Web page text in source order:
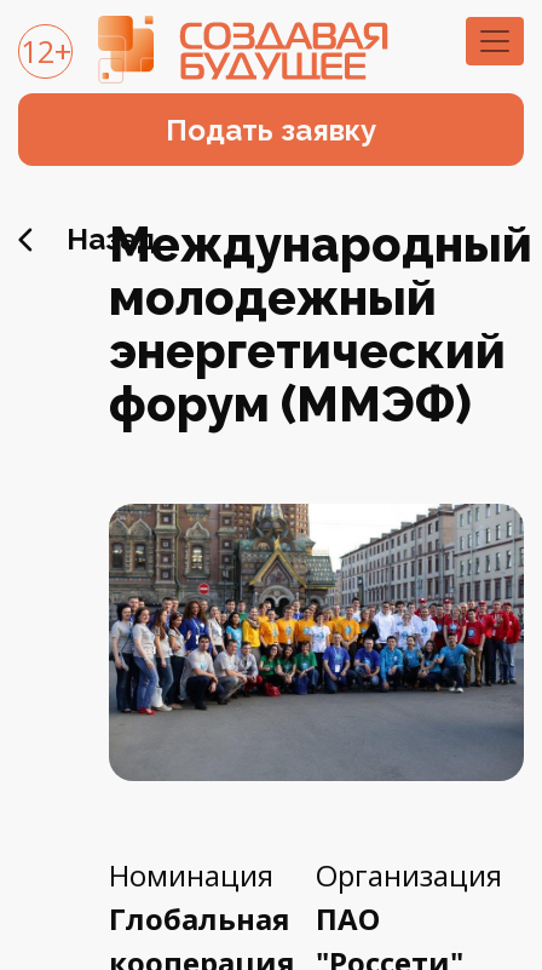
12+
Подать заявку
Назад
Международный
молодежный
энергетический
форум (ММЭФ)
Номинация
Глобальная
кооперация
Организация
ПАО
"Россети"